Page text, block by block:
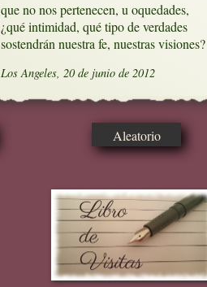
que no nos pertenecen, u oquedades,
¿qué intimidad, qué tipo de verdades
sostendrán nuestra fe, nuestras visiones?
Los Angeles, 20 de junio de 2012
Aleatorio